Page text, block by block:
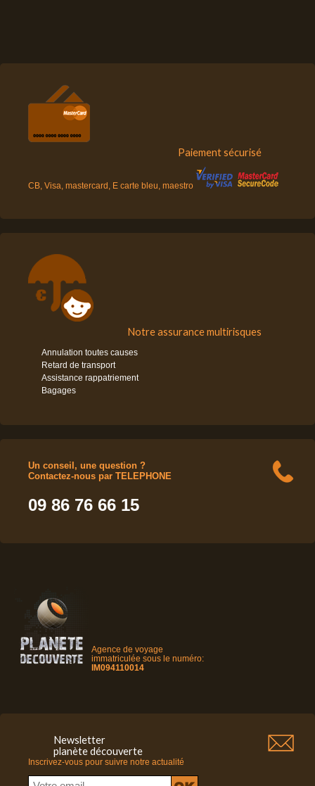
Paiement sécurisé
CB, Visa, mastercard, E carte bleu, maestro
Notre assurance multirisques
Annulation toutes causes
Retard de transport
Assistance rappatriement
Bagages
Un conseil, une question ?
Contactez-nous par TELEPHONE
09 86 76 66 15
Agence de voyage
immatriculée sous le numéro:
IM094110014
Newsletter
planète découverte
Inscrivez-vous pour suivre notre actualité